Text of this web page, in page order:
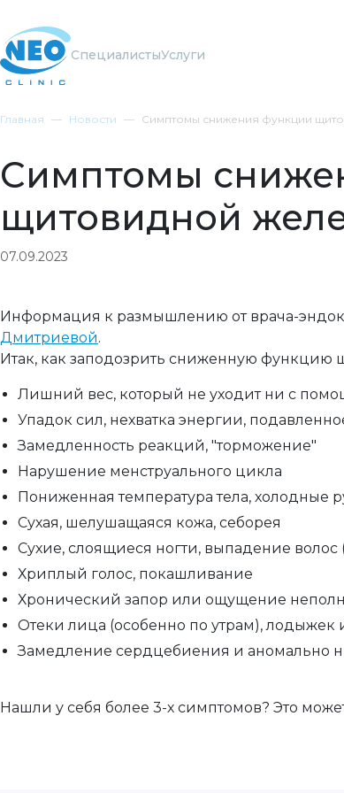
СпециалистыУслуги
Главная Новости Симптомы снижения функции
Симптомы
щитовидной
07.09.2023
Информация к размышлению от врача-
Дмитриевой.
Итак, как заподозрить сниженную функцию
Лишний вес, который не уходит ни с
Упадок сил, нехватка энергии,
Замедленность реакций, "торможение"
Нарушение менструального цикла
Пониженная температура тела, холодные
Сухая,
Сухие, слоящиеся ногти, выпадение волос
Хриплый голос, покашливание
Хронический запор или ощущение
Отеки лица (особенно по утрам), лодыжек
Замедление сердцебиения и аномально
Нашли у себя более 3-х симптомов? Это